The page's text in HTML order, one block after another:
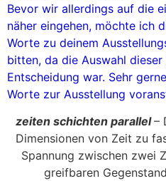
Bevor wir allerdings auf die
näher eingehen, möchte ich
Worte zu deinem
bitten, da die Auswahl
Entscheidung war. Sehr
Worte zur Ausstellung
zeiten schichten parallel –
Dimensionen von Zeit zu
Spannung zwischen zwei
greifbaren